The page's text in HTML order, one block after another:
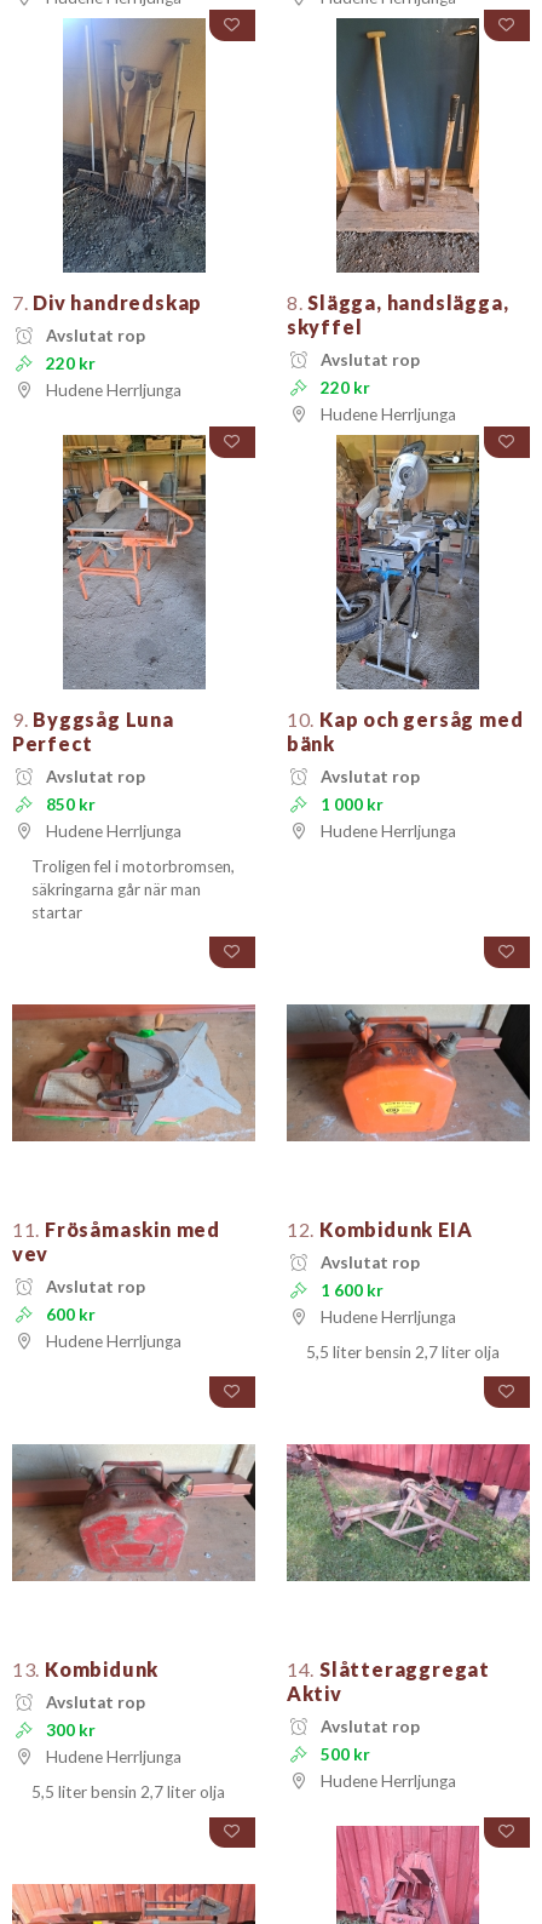
7. Div handredskap
Avslutat rop
220 kr
Hudene Herrljunga
8. Slägga, handslägga,
skyffel
Avslutat rop
220 kr
Hudene Herrljunga
9. Byggsåg Luna
Perfect
Avslutat rop
850 kr
Hudene Herrljunga
Troligen fel i motorbromsen,
säkringarna går när man
startar
10. Kap och gersåg med
bänk
Avslutat rop
1 000 kr
Hudene Herrljunga
11. Frösåmaskin med
vev
Avslutat rop
600 kr
Hudene Herrljunga
12. Kombidunk EIA
Avslutat rop
1 600 kr
Hudene Herrljunga
5,5 liter bensin 2,7 liter olja
13. Kombidunk
Avslutat rop
300 kr
Hudene Herrljunga
5,5 liter bensin 2,7 liter olja
14. Slåtteraggregat
Aktiv
Avslutat rop
500 kr
Hudene Herrljunga